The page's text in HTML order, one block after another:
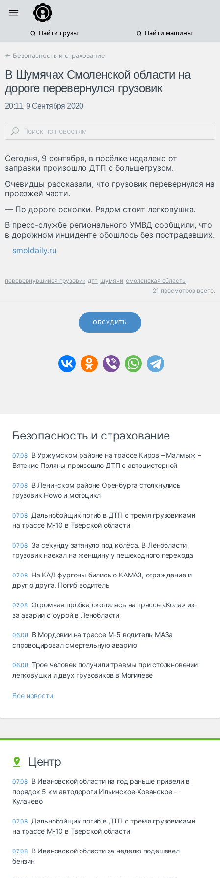
Найти грузы Найти машины
← Безопасность и страхование
В Шумячах Смоленской области на
дороге перевернулся грузовик
20:11, 9 Сентября 2020
Сегодня, 9 сентября, в посёлке недалеко от
заправки произошло ДТП с большегрузом.
Очевидцы рассказали, что грузовик перевернулся на
проезжей части.
— По дороге осколки. Рядом стоит легковушка.
В пресс-службе регионального УМВД сообщили, что
в дорожном инциденте обошлось без пострадавших.
smoldaily.ru
перевернувшийся грузовик дтп шумячи смоленская область
21 просмотров всего.
ОБСУДИТЬ
Безопасность и страхование
07.08 В Уржумском районе на трассе Киров – Малмыж –
Вятские Поляны произошло ДТП с автоцистерной
07.08 В Ленинском районе Оренбурга столкнулись
грузовик Howo и мотоцикл
07.08 Дальнобойщик погиб в ДТП с тремя грузовиками
на трассе М-10 в Тверской области
07.08 За секунду затянуло под колёса. В Ленобласти
грузовик наехал на женщину у пешеходного перехода
07.08 На КАД фургоны бились о КАМАЗ, ограждение и
друг о друга. Погиб водитель
07.08 Огромная пробка скопилась на трассе «Кола» из-
за аварии с фурой в Ленобласти
06.08 В Мордовии на трассе М-5 водитель МАЗа
спровоцировал смертельную аварию
06.08 Трое человек получили травмы при столкновении
легковушки и двух грузовиков в Могилеве
Все новости
Центр
07.08 В Ивановской области на год раньше привели в
порядок 5 км автодороги Ильинское-Хованское –
Кулачево
07.08 Дальнобойщик погиб в ДТП с тремя грузовиками
на трассе М-10 в Тверской области
07.08 В Ивановской области за неделю подешевел
бензин